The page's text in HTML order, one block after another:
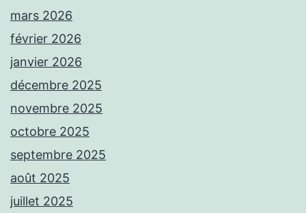
mars 2026
février 2026
janvier 2026
décembre 2025
novembre 2025
octobre 2025
septembre 2025
août 2025
juillet 2025